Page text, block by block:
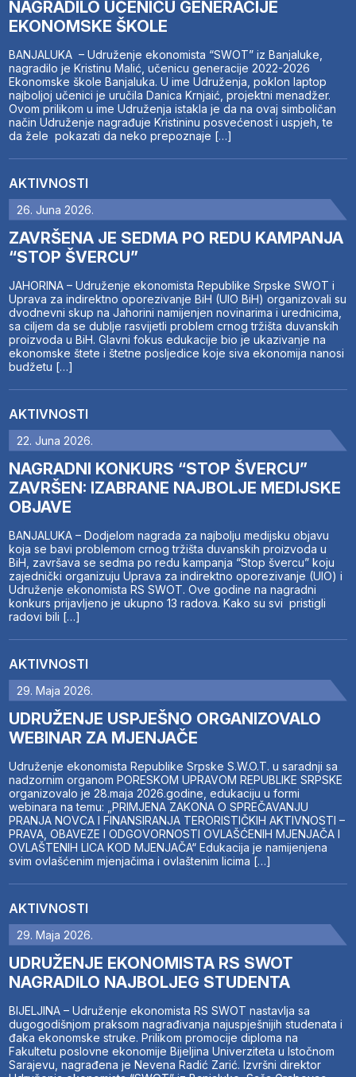
NAGRADILO UČENICU GENERACIJE
EKONOMSKE ŠKOLE
BANJALUKA – Udruženje ekonomista “SWOT” iz Banjaluke,
nagradilo je Kristinu Malić, učenicu generacije 2022-2026
Ekonomske škole Banjaluka. U ime Udruženja, poklon laptop
najboljoj učenici je uručila Danica Krnjaić, projektni menadžer.
Ovom prilikom u ime Udruženja istakla je da na ovaj simboličan
način Udruženje nagrađuje Kristininu posvećenost i uspjeh, te
da žele pokazati da neko prepoznaje […]
AKTIVNOSTI
26. Juna 2026.
ZAVRŠENA JE SEDMA PO REDU KAMPANJA
“STOP ŠVERCU”
JAHORINA – Udruženje ekonomista Republike Srpske SWOT i
Uprava za indirektno oporezivanje BiH (UIO BiH) organizovali su
dvodnevni skup na Jahorini namijenjen novinarima i urednicima,
sa ciljem da se dublje rasvijetli problem crnog tržišta duvanskih
proizvoda u BiH. Glavni fokus edukacije bio je ukazivanje na
ekonomske štete i štetne posljedice koje siva ekonomija nanosi
budžetu […]
AKTIVNOSTI
22. Juna 2026.
NAGRADNI KONKURS “STOP ŠVERCU”
ZAVRŠEN: IZABRANE NAJBOLJE MEDIJSKE
OBJAVE
BANJALUKA – Dodjelom nagrada za najbolju medijsku objavu
koja se bavi problemom crnog tržišta duvanskih proizvoda u
BiH, završava se sedma po redu kampanja “Stop švercu” koju
zajednički organizuju Uprava za indirektno oporezivanje (UIO) i
Udruženje ekonomista RS SWOT. Ove godine na nagradni
konkurs prijavljeno je ukupno 13 radova. Kako su svi pristigli
radovi bili […]
AKTIVNOSTI
29. Maja 2026.
UDRUŽENJE USPJEŠNO ORGANIZOVALO
WEBINAR ZA MJENJAČE
Udruženje ekonomista Republike Srpske S.W.O.T. u saradnji sa
nadzornim organom PORESKOM UPRAVOM REPUBLIKE SRPSKE
organizovalo je 28.maja 2026.godine, edukaciju u formi
webinara na temu: „PRIMJENA ZAKONA O SPREČAVANJU
PRANJA NOVCA I FINANSIRANJA TERORISTIČKIH AKTIVNOSTI –
PRAVA, OBAVEZE I ODGOVORNOSTI OVLAŠĆENIH MJENJAČA I
OVLAŠTENIH LICA KOD MJENJAČA“ Edukacija je namijenjena
svim ovlašćenim mjenjačima i ovlaštenim licima […]
AKTIVNOSTI
29. Maja 2026.
UDRUŽENJE EKONOMISTA RS SWOT
NAGRADILO NAJBOLJEG STUDENTA
BIJELJINA – Udruženje ekonomista RS SWOT nastavlja sa
dugogodišnjom praksom nagrađivanja najuspješnijih studenata i
đaka ekonomske struke. Prilikom promocije diploma na
Fakultetu poslovne ekonomije Bijeljina Univerziteta u Istočnom
Sarajevu, nagrađena je Nevena Radić Zarić. Izvršni direktor